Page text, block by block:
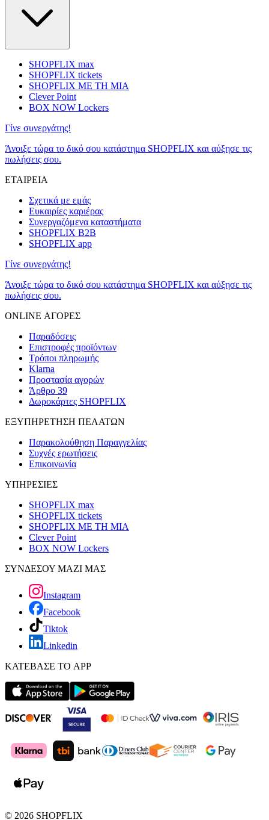
SHOPFLIX max
SHOPFLIX tickets
SHOPFLIX ΜΕ ΤΗ ΜΙΑ
Clever Point
BOX NOW Lockers
Γίνε συνεργάτης!
Άνοιξε τώρα το δικό σου κατάστημα SHOPFLIX και αύξησε τις
πωλήσεις σου.
ΕΤΑΙΡΕΙΑ
Σχετικά με εμάς
Ευκαιρίες καριέρας
Συνεργαζόμενα καταστήματα
SHOPFLIX B2B
SHOPFLIX app
Γίνε συνεργάτης!
Άνοιξε τώρα το δικό σου κατάστημα SHOPFLIX και αύξησε τις
πωλήσεις σου.
ONLINE ΑΓΟΡΕΣ
Παραδόσεις
Επιστροφές προϊόντων
Τρόποι πληρωμής
Klarna
Προστασία αγορών
Άρθρο 39
Δωροκάρτες SHOPFLIX
ΕΞΥΠΗΡΕΤΗΣΗ ΠΕΛΑΤΩΝ
Παρακολούθηση Παραγγελίας
Συχνές ερωτήσεις
Επικοινωνία
ΥΠΗΡΕΣΙΕΣ
SHOPFLIX max
SHOPFLIX tickets
SHOPFLIX ΜΕ ΤΗ ΜΙΑ
Clever Point
BOX NOW Lockers
ΣΥΝΔΕΣΟΥ ΜΑΖΙ ΜΑΣ
Instagram
Facebook
Tiktok
Linkedin
ΚΑΤΕΒΑΣΕ ΤΟ APP
© 2026 SHOPFLIX